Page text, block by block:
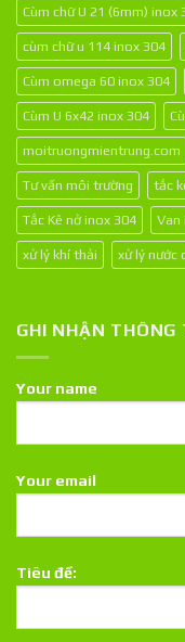
Cùm chữ U 21 (6mm) inox
cùm chữ u 114 inox 304
Cùm omega 60 inox 304
Cùm U 6x42 inox 304
moitruongmientrung.com
Tư vấn môi trường tắc
Tắc Kê nở inox 304 Van
xử lý khí thải xử lý nước
GHI NHẬN THÔNG
Your name
Your email
Tiêu đề: